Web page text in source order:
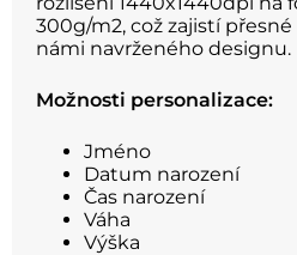
300g/m2, což zajistí
námi navrženého designu.
Možnosti personalizace:
Jméno
Datum narození
Čas narození
Váha
Výška